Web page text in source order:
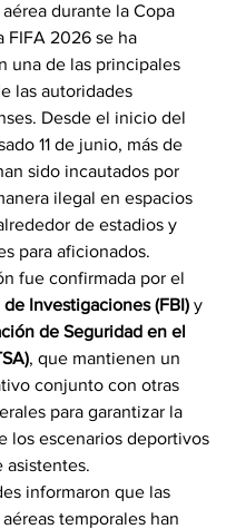
durante la Copa
FIFA 2026 se ha
una de las principales
las autoridades
Desde el inicio del
11 de junio, más de
sido incautados por
ilegal en espacios
de estadios y
para aficionados.
fue confirmada por el
Investigaciones (FBI) y
de Seguridad en el
, que mantienen un
conjunto con otras
para garantizar la
los escenarios deportivos
asistentes.
informaron que las
temporales han